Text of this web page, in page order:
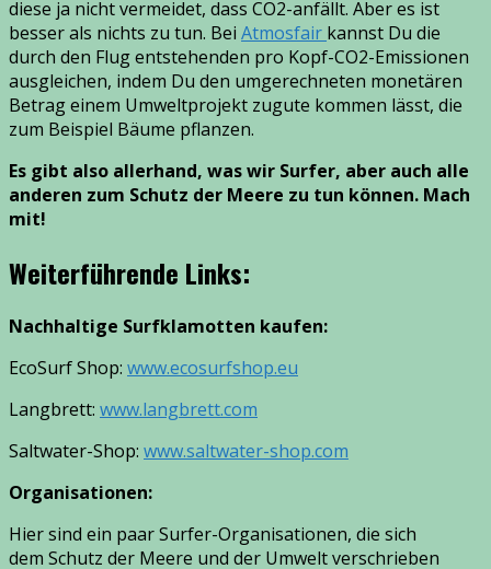
diese ja nicht vermeidet, dass CO2-anfällt. Aber es ist
besser als nichts zu tun. Bei Atmosfair kannst Du die
durch den Flug entstehenden pro Kopf-CO2-Emissionen
ausgleichen, indem Du den umgerechneten monetären
Betrag einem Umweltprojekt zugute kommen lässt, die
zum Beispiel Bäume pflanzen.
Es gibt also allerhand, was wir Surfer, aber auch alle
anderen zum Schutz der Meere zu tun können. Mach
mit!
Weiterführende Links:
Nachhaltige Surfklamotten kaufen:
EcoSurf Shop: www.ecosurfshop.eu
Langbrett: www.langbrett.com
Saltwater-Shop: www.saltwater-shop.com
Organisationen:
Hier sind ein paar Surfer-Organisationen, die sich
dem Schutz der Meere und der Umwelt verschrieben